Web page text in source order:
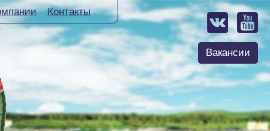
Контакты
Вакансии